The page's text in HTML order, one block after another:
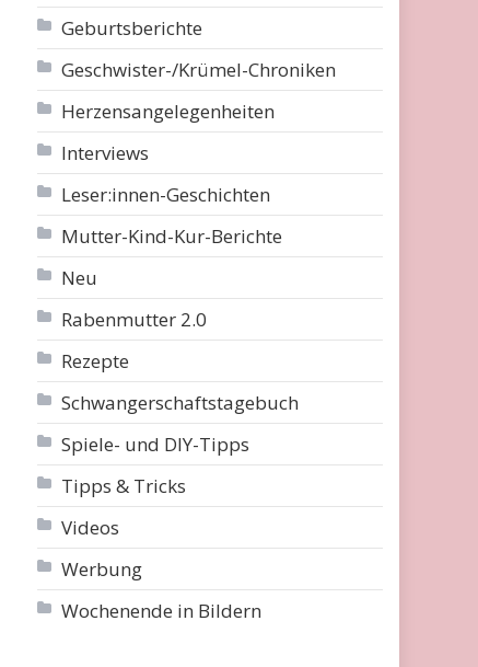
Geburtsberichte
Geschwister-/Krümel-Chroniken
Herzensangelegenheiten
Interviews
Leser:innen-Geschichten
Mutter-Kind-Kur-Berichte
Neu
Rabenmutter 2.0
Rezepte
Schwangerschaftstagebuch
Spiele- und DIY-Tipps
Tipps & Tricks
Videos
Werbung
Wochenende in Bildern